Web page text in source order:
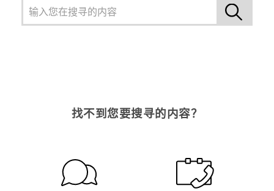
找不到您要搜寻的内容？